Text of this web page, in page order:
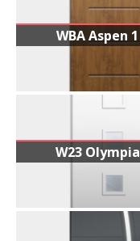
WBA Aspen 1
W23 Olympia